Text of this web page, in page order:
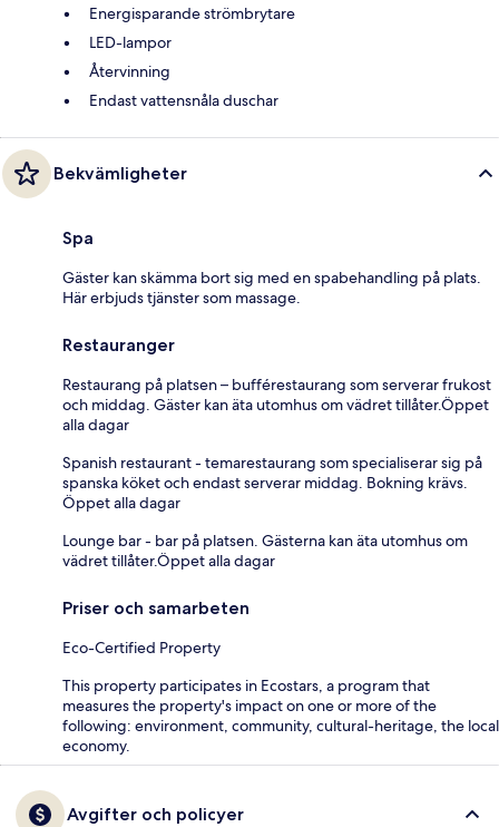
Energisparande strömbrytare
LED-lampor
Återvinning
Endast vattensnåla duschar
Bekvämligheter
Spa
Gäster kan skämma bort sig med en spabehandling på plats.
Här erbjuds tjänster som massage.
Restauranger
Restaurang på platsen – bufférestaurang som serverar frukost
och middag. Gäster kan äta utomhus om vädret tillåter.Öppet
alla dagar
Spanish restaurant - temarestaurang som specialiserar sig på
spanska köket och endast serverar middag. Bokning krävs.
Öppet alla dagar
Lounge bar - bar på platsen. Gästerna kan äta utomhus om
vädret tillåter.Öppet alla dagar
Priser och samarbeten
Eco-Certified Property
This property participates in Ecostars, a program that
measures the property's impact on one or more of the
following: environment, community, cultural-heritage, the local
economy.
Avgifter och policyer